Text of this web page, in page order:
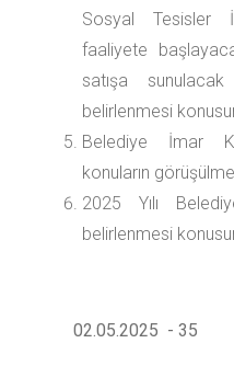
Sosyal Tesisler
faaliyete
satışa
belirlenmesi
Belediye İmar
konuların
2025 Yılı
belirlenmesi
02.05.2025 - 35